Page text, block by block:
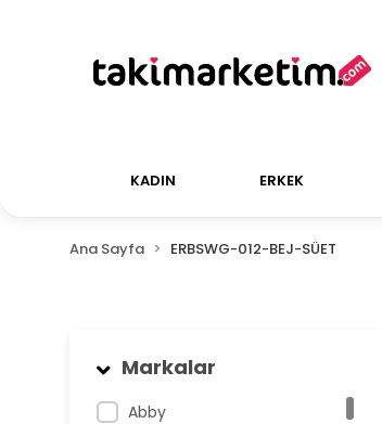
KADIN ERKEK
Ana Sayfa ERBSWG-012-BEJ-SÜET
Markalar
Abby